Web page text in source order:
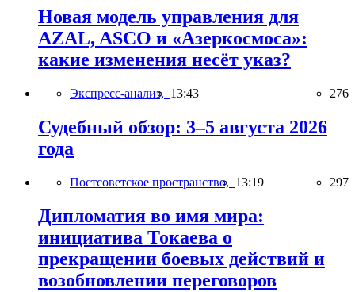
Новая модель управления для
AZAL, ASCO и «Азеркосмоса»:
какие изменения несёт указ?
Экспресс-анализ, 13:43 276
Судебный обзор: 3–5 августа 2026
года
Постсоветское пространство, 13:19 297
Дипломатия во имя мира:
инициатива Токаева о
прекращении боевых действий и
возобновлении переговоров